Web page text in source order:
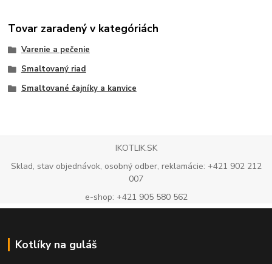
Tovar zaradený v kategóriách
Varenie a pečenie
Smaltovaný riad
Smaltované čajníky a kanvice
IKOTLIK.SK
Sklad, stav objednávok, osobný odber, reklamácie: +421 902 212
007
e-shop: +421 905 580 562
Kotlíky na guláš